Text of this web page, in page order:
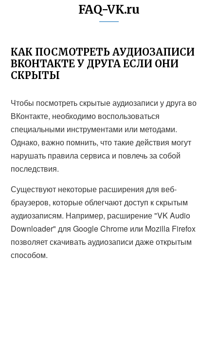
FAQ-VK.ru
КАК ПОСМОТРЕТЬ АУДИОЗАПИСИ
ВКОНТАКТЕ У ДРУГА ЕСЛИ ОНИ
СКРЫТЫ
Чтобы посмотреть скрытые аудиозаписи у друга во
ВКонтакте, необходимо воспользоваться
специальными инструментами или методами.
Однако, важно помнить, что такие действия могут
нарушать правила сервиса и повлечь за собой
последствия.
Существуют некоторые расширения для веб-
браузеров, которые облегчают доступ к скрытым
аудиозаписям. Например, расширение "VK Audio
Downloader" для Google Chrome или Mozilla Firefox
позволяет скачивать аудиозаписи даже открытым
способом.